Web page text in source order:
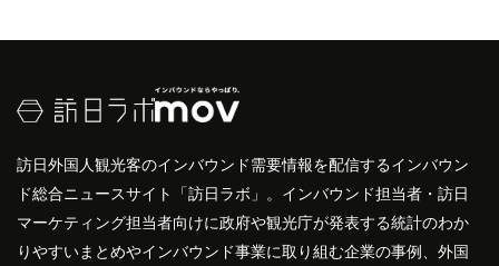
訪日外国人観光客のインバウンド需要情報を配信するインバウン
ド総合ニュースサイト「訪日ラボ」。インバウンド担当者・訪日
マーケティング担当者向けに政府や観光庁が発表する統計のわか
りやすいまとめやインバウンド事業に取り組む企業の事例、外国